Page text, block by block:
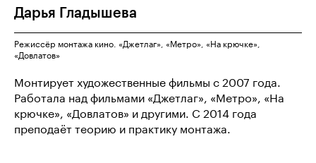
Дарья Гладышева
Режиссёр монтажа кино. «Джетлаг», «Метро», «На крючке»,
«Довлатов»
Монтирует художественные фильмы с 2007 года.
Работала над фильмами «Джетлаг», «Метро», «На
крючке», «Довлатов» и другими. С 2014 года
преподаёт теорию и практику монтажа.